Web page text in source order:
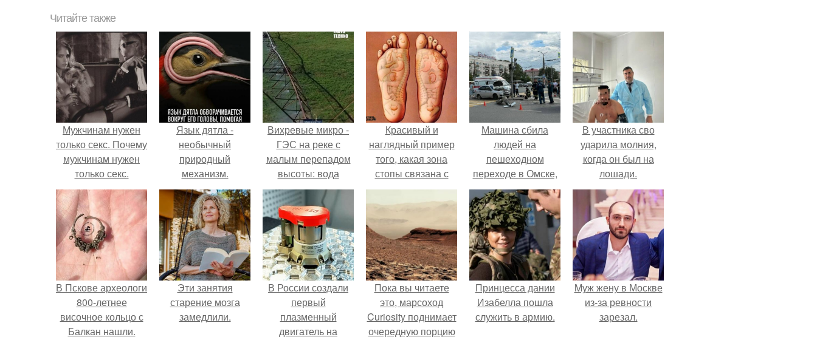
Читайте также
Мужчинам нужен
только секс. Почему
мужчинам нужен
только секс.
Язык дятла -
необычный
природный
механизм.
Вихревые микро -
ГЭС на реке с
малым перепадом
высоты: вода
закручивается в
бетонной камере и
вращает
вертикальную
турбину.
Красивый и
наглядный пример
того, какая зона
стопы связана с
каким органом.
Машина сбила
людей на
пешеходном
переходе в Омске,
пострадали 8
человек.
В участника сво
ударила молния,
когда он был на
лошади.
В Пскове археологи
800-летнее
височное кольцо с
Балкан нашли.
Эти занятия
старение мозга
замедлили.
В России создали
первый
плазменный
двигатель на
Пока вы читаете
это, марсоход
Curiosity поднимает
очередную порцию
Принцесса дании
Изабелла пошла
служить в армию.
Mуж жену в Москве
из-за ревности
зарезал.